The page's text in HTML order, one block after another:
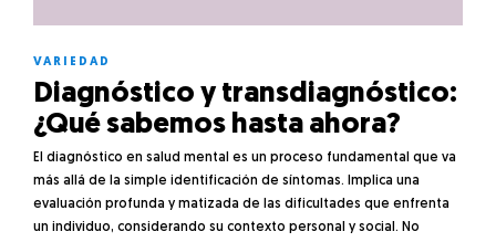
VARIEDAD
Diagnóstico y transdiagnóstico:
¿Qué sabemos hasta ahora?
El diagnóstico en salud mental es un proceso fundamental que va
más allá de la simple identificación de síntomas. Implica una
evaluación profunda y matizada de las dificultades que enfrenta
un individuo, considerando su contexto personal y social. No